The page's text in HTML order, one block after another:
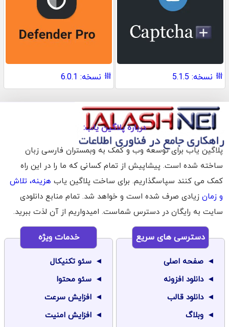
نسخه: 5.1.5 نسخه: 6.0.1
درباره پلاگین یاب:
پلاگین یاب برای توسعه وب و کمک به وبمستران فارسی زبان
ساخته شده است. پیشاپیش از تمام کسانی که ما را در این راه
کمک می کنند سپاسگذاریم. برای ساخت پلاگین یاب هزینه، تلاش
و زمان زیادی صرف شده است و خواهد شد. تمام منابع دانلودی
سایت به رایگان در دسترس شماست. امیدواریم از آن لذت ببرید.
دسترسی های سریع
صفحه اصلی
دانلود افزونه
دانلود قالب
وبلاگ
خدمات ویژه
سئو تکنیکال
سئو محتوا
افزایش سرعت
افزایش امنیت